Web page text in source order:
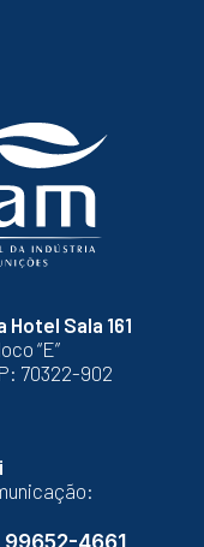
Sala 161
“E”
70322-902
99652-4661